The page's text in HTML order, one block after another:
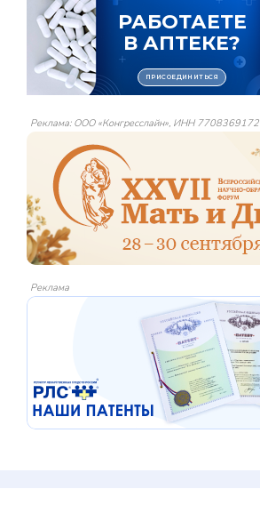
Реклама: ООО «Конгресслайн», ИНН 7708369172
Реклама